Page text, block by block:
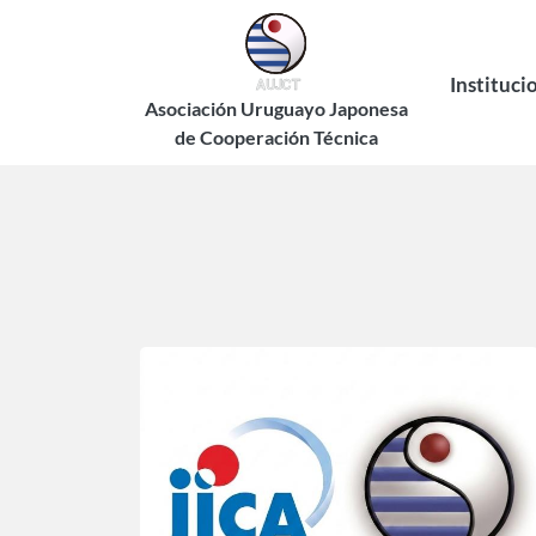
Asociación Uruguayo Japonesa
de Cooperación Técnica